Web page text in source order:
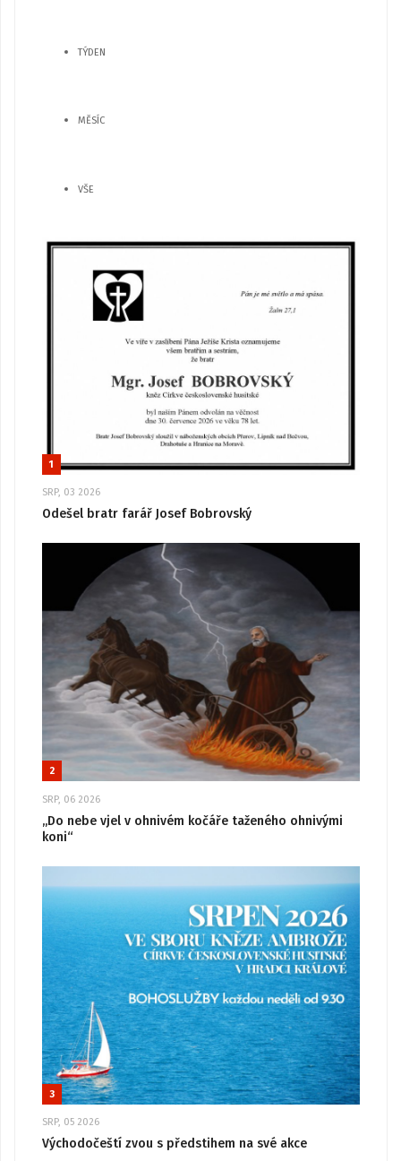
TÝDEN
MĚSÍC
VŠE
1
SRP, 03 2026
Odešel bratr farář Josef Bobrovský
2
SRP, 06 2026
„Do nebe vjel v ohnivém kočáře taženého ohnivými
koni“
3
SRP, 05 2026
Východočeští zvou s předstihem na své akce